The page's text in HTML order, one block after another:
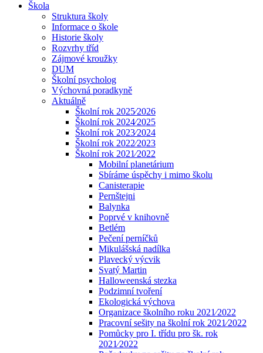
Škola
Struktura školy
Informace o škole
Historie školy
Rozvrhy tříd
Zájmové kroužky
DUM
Školní psycholog
Výchovná poradkyně
Aktuálně
Školní rok 2025⁄2026
Školní rok 2024⁄2025
Školní rok 2023⁄2024
Školní rok 2022⁄2023
Školní rok 2021⁄2022
Mobilní planetárium
Sbíráme úspěchy i mimo školu
Canisterapie
Pernštejni
Balynka
Poprvé v knihovně
Betlém
Pečení perníčků
Mikulášská nadílka
Plavecký výcvik
Svatý Martin
Halloweenská stezka
Podzimní tvoření
Ekologická výchova
Organizace školního roku 2021⁄2022
Pracovní sešity na školní rok 2021⁄2022
Pomůcky pro I. třídu pro šk. rok
2021⁄2022